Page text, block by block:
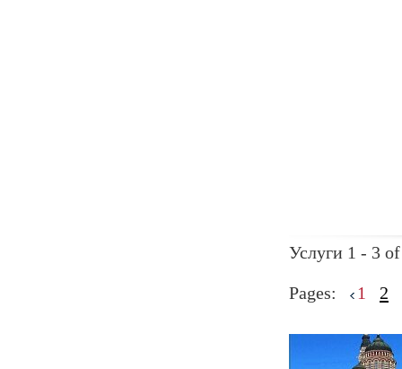
Услуги 1 - 3
Pages: 1 2